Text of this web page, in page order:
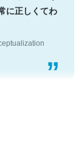
に正しくてわ
編来た
2023/03/27